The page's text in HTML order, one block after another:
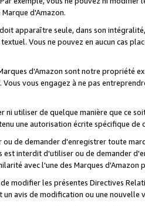
d'Amazon.
apparaître seule, dans son
Vous ne pouvez en aucun cas
d'Amazon sont notre propriété
Vous vous engagez à ne pas
ni utiliser de quelque manière que ce
une autorisation écrite spécifique de
de demander d'enregistrer toute
est interdit d'utiliser ou de demander
avec l'une des Marques
modifier les présentes Directives
avis de modification ou une nouvelle